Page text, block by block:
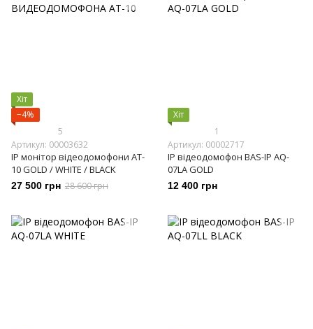
Хіт
−4%
5
Артикул: 00003632
IP монітор відеодомофони AT-
10 GOLD / WHITE / BLACK
27 500 грн 28 600 грн
Хіт
1
Артикул: 00002717
IP відеодомофон BAS-IP AQ-
07LA GOLD
12 400 грн